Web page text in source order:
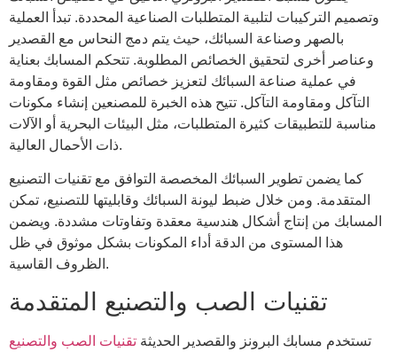
وتصميم التركيبات لتلبية المتطلبات الصناعية المحددة. تبدأ العملية
بالصهر وصناعة السبائك، حيث يتم دمج النحاس مع القصدير
وعناصر أخرى لتحقيق الخصائص المطلوبة. تتحكم المسابك بعناية
في عملية صناعة السبائك لتعزيز خصائص مثل القوة ومقاومة
التآكل ومقاومة التآكل. تتيح هذه الخبرة للمصنعين إنشاء مكونات
مناسبة للتطبيقات كثيرة المتطلبات، مثل البيئات البحرية أو الآلات
ذات الأحمال العالية.
كما يضمن تطوير السبائك المخصصة التوافق مع تقنيات التصنيع
المتقدمة. ومن خلال ضبط ليونة السبائك وقابليتها للتصنيع، تمكن
المسابك من إنتاج أشكال هندسية معقدة وتفاوتات مشددة. ويضمن
هذا المستوى من الدقة أداء المكونات بشكل موثوق في ظل
الظروف القاسية.
تقنيات الصب والتصنيع المتقدمة
تستخدم مسابك البرونز والقصدير الحديثة تقنيات الصب والتصنيع